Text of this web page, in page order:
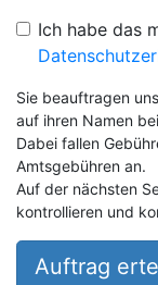
Ich habe das
Sie beauftragen
auf ihren Namen
Dabei fallen
Amtsgebühren an.
Auf der nächsten
kontrollieren und
Auftrag